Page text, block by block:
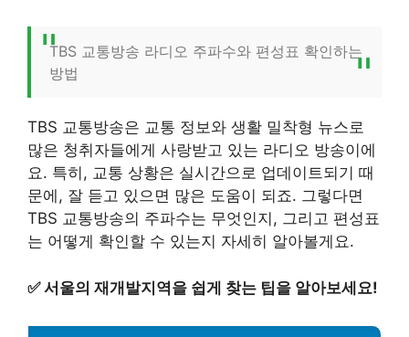
TBS 교통방송 라디오 주파수와 편성표 확인하는
방법
TBS 교통방송은 교통 정보와 생활 밀착형 뉴스로
많은 청취자들에게 사랑받고 있는 라디오 방송이에
요. 특히, 교통 상황은 실시간으로 업데이트되기 때
문에, 잘 듣고 있으면 많은 도움이 되죠. 그렇다면
TBS 교통방송의 주파수는 무엇인지, 그리고 편성표
는 어떻게 확인할 수 있는지 자세히 알아볼게요.
✅서울의 재개발지역을 쉽게 찾는 팁을 알아보세요!